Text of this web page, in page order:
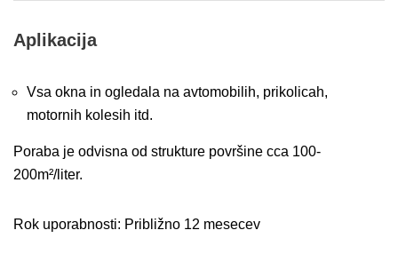
Aplikacija
Vsa okna in ogledala na avtomobilih, prikolicah,
motornih kolesih itd.
Poraba je odvisna od strukture površine cca 100-
200m²/liter.
Rok uporabnosti: Približno 12 mesecev